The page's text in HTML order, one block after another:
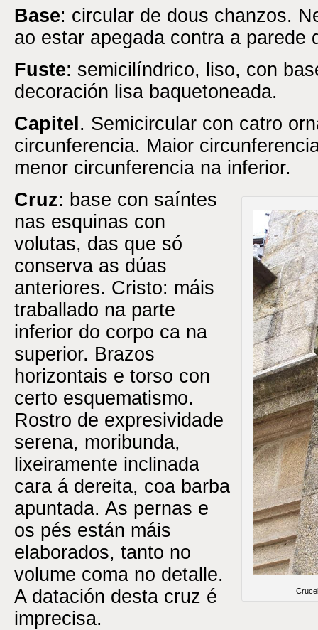
Base: circular de dous chanzos.
ao estar apegada contra a parede
Fuste: semicilíndrico, liso, con
decoración lisa baquetoneada.
Capitel . Semicircular con catro
circunferencia. Maior
menor circunferencia na inferior.
Cruz: base con saíntes
nas esquinas con
volutas, das que só
conserva as dúas
anteriores. Cristo: máis
traballado na parte
inferior do corpo ca na
superior. Brazos
horizontais e torso con
certo esquematismo.
Rostro de expresividade
serena, moribunda,
lixeiramente inclinada
cara á dereita, coa barba
apuntada. As pernas e
os pés están máis
elaborados, tanto no
volume coma no detalle.
A datación desta cruz é
imprecisa.